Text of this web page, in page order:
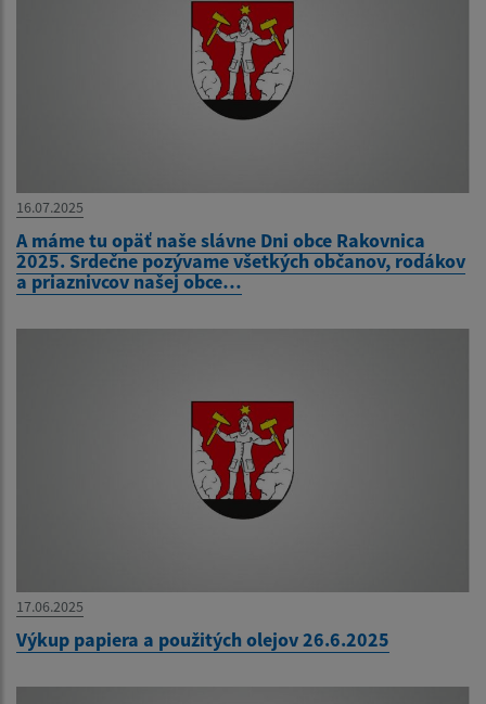
16.07.2025
A máme tu opäť naše slávne Dni obce Rakovnica
2025. Srdečne pozývame všetkých občanov, rodákov
a priaznivcov našej obce…
17.06.2025
Výkup papiera a použitých olejov 26.6.2025